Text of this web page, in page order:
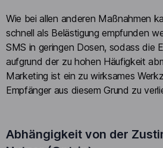
Wie bei allen anderen Maßnahmen
schnell als Belästigung empfunden
SMS in geringen Dosen, sodass die
aufgrund der zu hohen Häufigkeit
Marketing ist ein zu wirksames
Empfänger aus diesem Grund zu
Abhängigkeit von der